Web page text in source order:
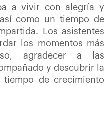
a vivir con alegría y
como un tiempo de
Los asistentes
los momentos más
agradecer a las
y descubrir la
de crecimiento